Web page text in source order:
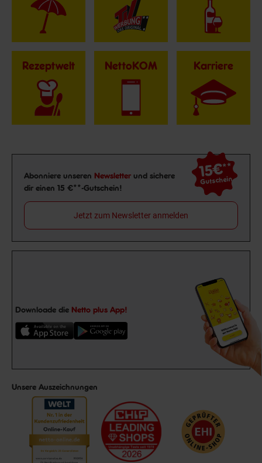
Rezeptwelt NettoKOM Karriere
Newsletter Anmeldung
Abonniere unseren Newsletter und sichere
dir einen 15 €**-Gutschein!
15€**
Gutschein
Jetzt zum Newsletter anmelden
Downloade die Netto plus App!
Unsere Auszeichnungen